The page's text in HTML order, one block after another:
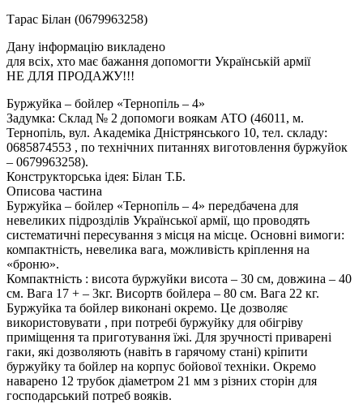
Тарас Білан (0679963258)
Дану інформацію викладено
для всіх, хто має бажання допомогти Українській армії
НЕ ДЛЯ ПРОДАЖУ!!!
Буржуйка – бойлер «Тернопіль – 4»
Задумка: Склад № 2 допомоги воякам АТО (46011, м.
Тернопіль, вул. Академіка Дністрянського 10, тел. складу:
0685874553 , по технічних питаннях виготовлення буржуйок
– 0679963258).
Конструкторська ідея: Білан Т.Б.
Описова частина
Буржуйка – бойлер «Тернопіль – 4» передбачена для
невеликих підрозділів Української армії, що проводять
систематичні пересування з місця на місце. Основні вимоги:
компактність, невелика вага, можливість кріплення на
«броню».
Компактність : висота буржуйки висота – 30 см, довжина – 40
см. Вага 17 + – 3кг. Висортв бойлера – 80 см. Вага 22 кг.
Буржуйка та бойлер виконані окремо. Це дозволяє
використовувати , при потребі буржуйку для обігріву
приміщення та приготування їжі. Для зручності приварені
гаки, які дозволяють (навіть в гарячому стані) кріпити
буржуйку та бойлер на корпус бойової техніки. Окремо
наварено 12 трубок діаметром 21 мм з різних сторін для
господарський потреб вояків.